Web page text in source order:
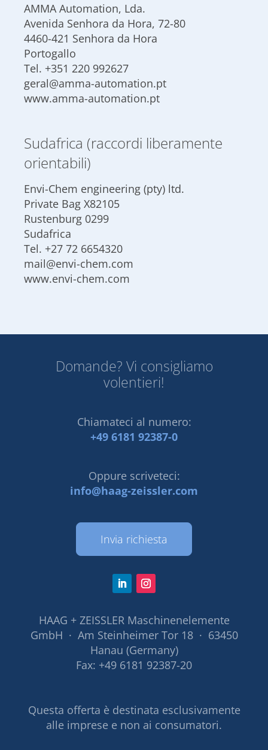
AMMA Automation, Lda.
Avenida Senhora da Hora, 72-80
4460-421 Senhora da Hora
Portogallo
Tel. +351 220 992627
geral@amma-automation.pt
www.amma-automation.pt
Sudafrica (raccordi liberamente
orientabili)
Envi-Chem engineering (pty) ltd.
Private Bag X82105
Rustenburg 0299
Sudafrica
Tel. +27 72 6654320
mail@envi-chem.com
www.envi-chem.com
Domande? Vi consigliamo
volentieri!
Chiamateci al numero:
+49 6181 92387-0
Oppure scriveteci:
info@haag-zeissler.com
Invia richiesta
HAAG + ZEISSLER Maschinenelemente
GmbH · Am Steinheimer Tor 18 · 63450
Hanau (Germany)
Fax: +49 6181 92387-20
Questa offerta è destinata esclusivamente
alle imprese e non ai consumatori.